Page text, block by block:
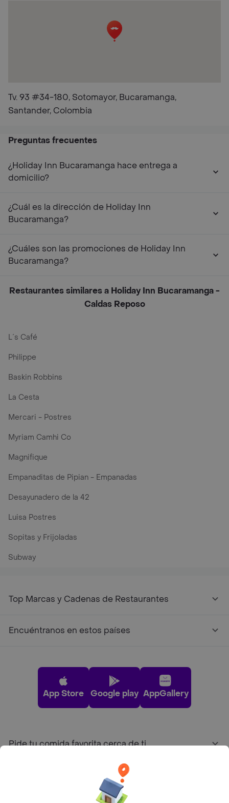
Tv. 93 #34-180, Sotomayor, Bucaramanga,
Santander, Colombia
Preguntas frecuentes
¿Holiday Inn Bucaramanga hace entrega a
domicilio?
¿Cuál es la dirección de Holiday Inn
Bucaramanga?
¿Cuáles son las promociones de Holiday Inn
Bucaramanga?
Restaurantes similares a Holiday Inn Bucaramanga -
Caldas Reposo
L´s Café
Philippe
Baskin Robbins
La Cesta
Mercari - Postres
Myriam Camhi Co
Magnifique
Empanaditas de Pipian - Empanadas
Desayunadero de la 42
Luisa Postres
Sopitas y Frijoladas
Subway
Top Marcas y Cadenas de Restaurantes
Encuéntranos en estos países
App Store Google play AppGallery
Pide tu comida favorita cerca de ti